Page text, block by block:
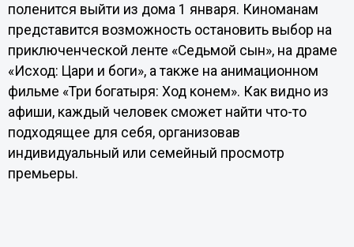
поленится выйти из дома 1 января. Киноманам
представится возможность остановить выбор на
приключенческой ленте «Седьмой сын», на драме
«Исход: Цари и боги», а также на анимационном
фильме «Три богатыря: Ход конем». Как видно из
афиши, каждый человек сможет найти что-то
подходящее для себя, организовав
индивидуальный или семейный просмотр
премьеры.